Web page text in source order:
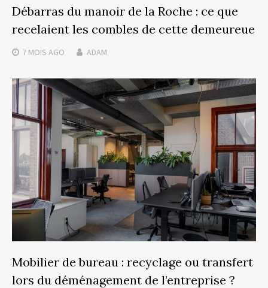
Débarras du manoir de la Roche : ce que
recelaient les combles de cette demeureue
7 MOIS AGO ADAM
Mobilier de bureau : recyclage ou transfert
lors du déménagement de l’entreprise ?